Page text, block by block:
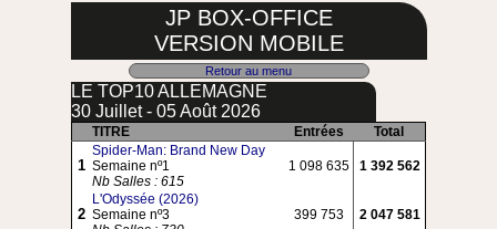
JP BOX-OFFICE
VERSION MOBILE
Retour au menu
LE TOP10 ALLEMAGNE
30 Juillet - 05 Août 2026
TITRE Entrées Total
1
Spider-Man: Brand New Day
Semaine nº1
Nb Salles : 615
1 098 635 1 392 562
2
L'Odyssée (2026)
Semaine nº3
399 753 2 047 581